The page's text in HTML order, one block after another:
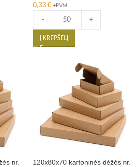
0,33 € +PVM
- +
Į KREPŠELĮ
nr.
120x80x70 kartoninės dėžės nr.